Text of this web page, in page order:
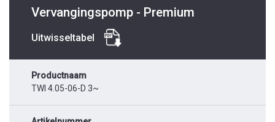
Vervangingspomp - Premium
Uitwisseltabel
Productnaam
TWI 4.05-06-D 3~